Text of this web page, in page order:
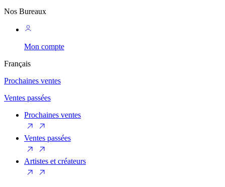
Nos Bureaux
Mon compte
Français
Prochaines ventes
Ventes passées
Prochaines ventes
Ventes passées
Artistes et créateurs